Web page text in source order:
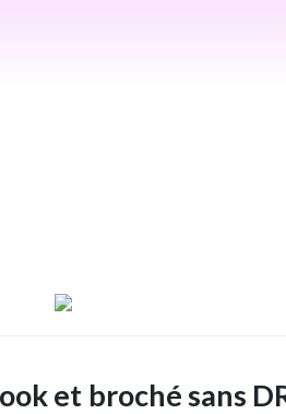
et broché sans